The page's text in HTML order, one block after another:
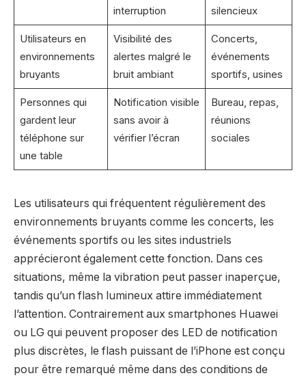
interruption
silencieux
Utilisateurs en
environnements
bruyants
Visibilité des
alertes malgré le
bruit ambiant
Concerts,
événements
sportifs, usines
Personnes qui
gardent leur
téléphone sur
une table
Notification visible
sans avoir à
vérifier l’écran
Bureau, repas,
réunions
sociales
Les utilisateurs qui fréquentent régulièrement des
environnements bruyants comme les concerts, les
événements sportifs ou les sites industriels
apprécieront également cette fonction. Dans ces
situations, même la vibration peut passer inaperçue,
tandis qu’un flash lumineux attire immédiatement
l’attention. Contrairement aux smartphones Huawei
ou LG qui peuvent proposer des LED de notification
plus discrètes, le flash puissant de l’iPhone est conçu
pour être remarqué même dans des conditions de